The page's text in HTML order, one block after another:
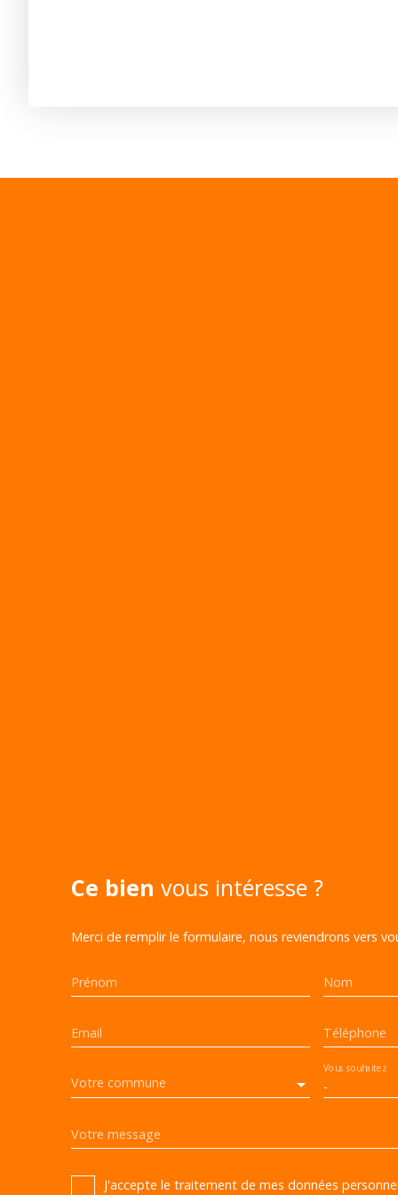
Ce bien vous intéresse ?
Merci de remplir le formulaire, nous reviendrons vers
Prénom Nom
Email Téléphone
Votre commune -
Vous souhaitez
Votre message
J'accepte le traitement de mes données